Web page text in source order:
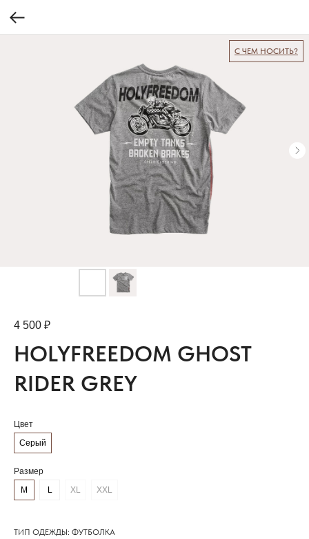
С ЧЕМ НОСИТЬ?
HOLYFREEDOM GHOST
RIDER GREY
4 500 ₽
Цвет
Серый
Размер
M
L XL XXL
ТИП ОДЕЖДЫ: ФУТБОЛКА